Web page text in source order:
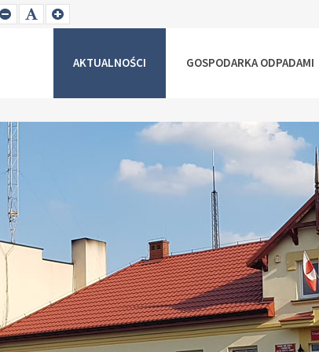
SET
SMALLER
SET
DEFAULT
SET
LARGER
AKTUALNOŚCI GOSPODARKA ODPADAMI